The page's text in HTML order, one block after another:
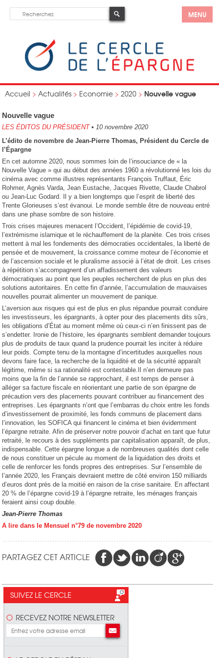
MENU
Accueil > Actualités > Economie > 2020 > Nouvelle vague
Nouvelle vague
LES ÉDITOS DU PRÉSIDENT • 10 novembre 2020
L’édito de novembre de Jean-Pierre Thomas, Président du Cercle de
l’Épargne
En cet automne 2020, nous sommes loin de l’insouciance de « la
Nouvelle Vague » qui au début des années 1960 a révolutionné les lois du
cinéma avec comme illustres représentants François Truffaut, Éric
Rohmer, Agnès Varda, Jean Eustache, Jacques Rivette, Claude Chabrol
ou Jean-Luc Godard. Il y a bien longtemps que l’esprit de liberté des
Trente Glorieuses s’est évanoui. Le monde semble être de nouveau entré
dans une phase sombre de son histoire.
Trois crises majeures menacent l’Occident, l’épidémie de covid-19,
l’extrémisme islamique et le réchauffement de la planète. Ces trois crises
mettent à mal les fondements des démocraties occidentales, la liberté de
pensée et de mouvement, la croissance comme moteur de l’économie et
de l’ascension sociale et le pluralisme associé à l’état de droit. Les crises
à répétition s’accompagnent d’un affadissement des valeurs
démocratiques au point que les peuples recherchent de plus en plus des
solutions autoritaires. En cette fin d’année, l’accumulation de mauvaises
nouvelles pourrait alimenter un mouvement de panique.
L’aversion aux risques qui est de plus en plus répandue pourrait conduire
les investisseurs, les épargnants, à opter pour des placements dits sûrs,
les obligations d’État au moment même où ceux-ci n’en finissent pas de
s’endetter. Ironie de l’histoire, les épargnants semblent demander toujours
plus de produits de taux quand la prudence pourrait les inciter à réduire
leur poids. Compte tenu de la montagne d’incertitudes auxquelles nous
devons faire face, la recherche de la liquidité et de la sécurité apparaît
légitime, même si sa rationalité est contestable.Il n’en demeure pas
moins que la fin de l’année se rapprochant, il est temps de penser à
alléger sa facture fiscale en réorientant une partie de son épargne de
précaution vers des placements pouvant contribuer au financement des
entreprises. Les épargnants n’ont que l’embarras du choix entre les fonds
d’investissement de proximité, les fonds communs de placement dans
l’innovation, les SOFICA qui financent le cinéma et bien évidemment
l’épargne retraite. Afin de préserver notre pouvoir d’achat en tant que futur
retraité, le recours à des suppléments par capitalisation apparaît, de plus,
indispensable. Cette épargne longue a de nombreuses qualités dont celle
de nous constituer un pécule au moment de la liquidation des droits et
celle de renforcer les fonds propres des entreprises. Sur l’ensemble de
l’année 2020, les Français devraient mettre de côté environ 150 milliards
d’euros dont près de la moitié en raison de la crise sanitaire. En affectant
20 % de l’épargne covid-19 à l’épargne retraite, les ménages français
feraient ainsi coup double.
Jean-Pierre Thomas
A lire dans le Mensuel n°79 de novembre 2020
PARTAGEZ CET ARTICLE
SUIVEZ LE CERCLE
RECEVEZ NOTRE NEWSLETTER